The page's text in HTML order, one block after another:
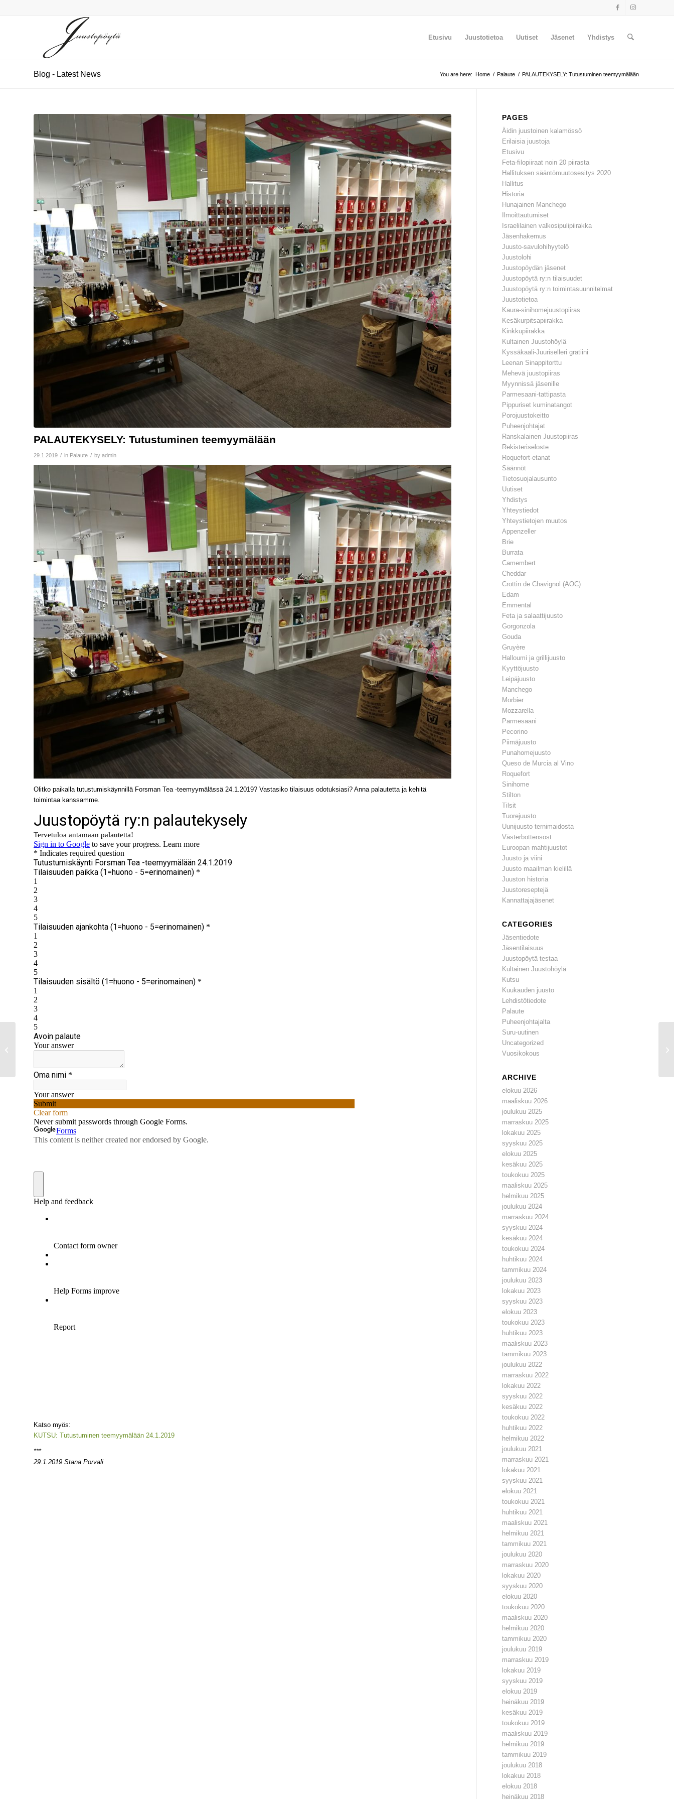
Etusivu Juustotietoa Uutiset Jäsenet Yhdistys
Blog - Latest News You are here: Home / Palaute / PALAUTEKYSELY: Tutustuminen teemyymälään
PALAUTEKYSELY: Tutustuminen teemyymälään
29.1.2019 / in Palaute / by admin
Olitko paikalla tutustumiskäynnillä Forsman Tea -teemyymälässä 24.1.2019? Vastasiko tilaisuus odotuksiasi? Anna palautetta ja kehitä
toimintaa kanssamme.
Katso myös:
KUTSU: Tutustuminen teemyymälään 24.1.2019
***
29.1.2019 Stana Porvali
PAGES
Äidin juustoinen kalamössö
Erilaisia juustoja
Etusivu
Feta-filopiiraat noin 20 piirasta
Hallituksen sääntömuutosesitys 2020
Hallitus
Historia
Hunajainen Manchego
Ilmoittautumiset
Israelilainen valkosipulipiirakka
Jäsenhakemus
Juusto-savulohihyytelö
Juustolohi
Juustopöydän jäsenet
Juustopöytä ry:n tilaisuudet
Juustopöytä ry:n toimintasuunnitelmat
Juustotietoa
Kaura-sinihomejuustopiiras
Kesäkurpitsapiirakka
Kinkkupiirakka
Kultainen Juustohöylä
Kyssäkaali-Juuriselleri gratiini
Leenan Sinappitorttu
Mehevä juustopiiras
Myynnissä jäsenille
Parmesaani-tattipasta
Pippuriset kuminatangot
Porojuustokeitto
Puheenjohtajat
Ranskalainen Juustopiiras
Rekisteriseloste
Roquefort-etanat
Säännöt
Tietosuojalausunto
Uutiset
Yhdistys
Yhteystiedot
Yhteystietojen muutos
Appenzeller
Brie
Burrata
Camembert
Cheddar
Crottin de Chavignol (AOC)
Edam
Emmental
Feta ja salaattijuusto
Gorgonzola
Gouda
Gruyère
Halloumi ja grillijuusto
Kyyttöjuusto
Leipäjuusto
Manchego
Morbier
Mozzarella
Parmesaani
Pecorino
Piimäjuusto
Punahomejuusto
Queso de Murcia al Vino
Roquefort
Sinihome
Stilton
Tilsit
Tuorejuusto
Uunijuusto ternimaidosta
Västerbottensost
Euroopan mahtijuustot
Juusto ja viini
Juusto maailman kielillä
Juuston historia
Juustoreseptejä
Kannattajajäsenet
CATEGORIES
Jäsentiedote
Jäsentilaisuus
Juustopöytä testaa
Kultainen Juustohöylä
Kutsu
Kuukauden juusto
Lehdistötiedote
Palaute
Puheenjohtajalta
Suru-uutinen
Uncategorized
Vuosikokous
ARCHIVE
elokuu 2026
maaliskuu 2026
joulukuu 2025
marraskuu 2025
lokakuu 2025
syyskuu 2025
elokuu 2025
kesäkuu 2025
toukokuu 2025
maaliskuu 2025
helmikuu 2025
joulukuu 2024
marraskuu 2024
syyskuu 2024
kesäkuu 2024
toukokuu 2024
huhtikuu 2024
tammikuu 2024
joulukuu 2023
lokakuu 2023
syyskuu 2023
elokuu 2023
toukokuu 2023
huhtikuu 2023
maaliskuu 2023
tammikuu 2023
joulukuu 2022
marraskuu 2022
lokakuu 2022
syyskuu 2022
kesäkuu 2022
toukokuu 2022
huhtikuu 2022
helmikuu 2022
joulukuu 2021
marraskuu 2021
lokakuu 2021
syyskuu 2021
elokuu 2021
toukokuu 2021
huhtikuu 2021
maaliskuu 2021
helmikuu 2021
tammikuu 2021
joulukuu 2020
marraskuu 2020
lokakuu 2020
syyskuu 2020
elokuu 2020
toukokuu 2020
maaliskuu 2020
helmikuu 2020
tammikuu 2020
joulukuu 2019
marraskuu 2019
lokakuu 2019
syyskuu 2019
elokuu 2019
heinäkuu 2019
kesäkuu 2019
toukokuu 2019
maaliskuu 2019
helmikuu 2019
tammikuu 2019
joulukuu 2018
lokakuu 2018
elokuu 2018
heinäkuu 2018
KUTSU: Viskit ja
juustot -tasting